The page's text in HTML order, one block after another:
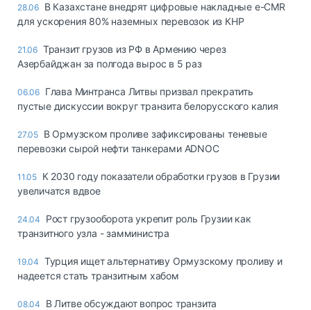
опасные грузы
страхование
Склады и
грузовые
Коммерческий
транспорт
Спецтехника
запчасти, шины
Топливо, масла и
28.06 В Казахстане внедрят цифровые накладные e-CMR
для ускорения 80% наземных перевозок из КНР
21.06 Транзит грузов из РФ в Армению через
Азербайджан за полгода вырос в 5 раз
06.06 Глава Минтранса Литвы призвал прекратить
пустые дискуссии вокруг транзита белорусского калия
27.05 В Ормузском проливе зафиксированы теневые
перевозки сырой нефти танкерами ADNOC
11.05 К 2030 году показатели обработки грузов в Грузии
увеличатся вдвое
24.04
Рост грузооборота укрепит роль Грузии как
транзитного узла - замминистра
19.04 Турция ищет альтернативу Ормузскому проливу и
надеется стать транзитным хабом
08.04
В Литве обсуждают вопрос транзита